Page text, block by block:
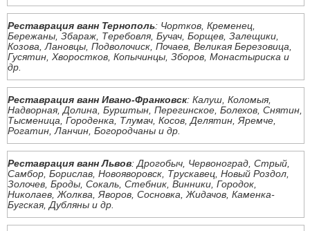
Реставрация ванн Тернополь: Чортков, Кременец,
Бережаны, Збараж, Теребовля, Бучач, Борщев, Залещики,
Козова, Лановцы, Подволочиск, Почаев, Великая Березовица,
Гусятин, Хворостков, Копычинцы, Зборов, Монастыриска и
др.
Реставрация ванн Ивано-Франковск: Калуш, Коломыя,
Надворная, Долина, Бурштын, Перегинское, Болехов, Снятин,
Тысменица, Городенка, Тлумач, Косов, Делятин, Яремче,
Рогатин, Ланчин, Богородчаны и др.
Реставрация ванн Львов: Дрогобыч, Червоноград, Стрый,
Самбор, Борислав, Новояворовск, Трускавец, Новый Роздол,
Золочев, Броды, Сокаль, Стебник, Винники, Городок,
Николаев, Жолква, Яворов, Сосновка, Жидачов, Каменка-
Бугская, Дубляны и др.